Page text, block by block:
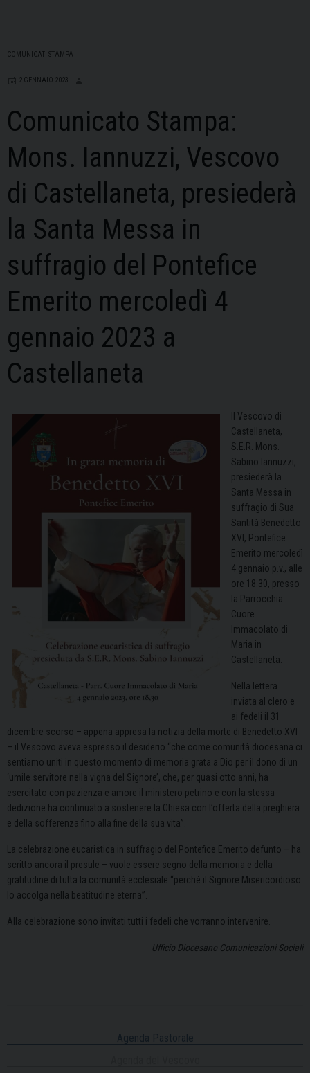
COMUNICATI STAMPA
2 GENNAIO 2023
Comunicato Stampa:
Mons. Iannuzzi, Vescovo
di Castellaneta, presiederà
la Santa Messa in
suffragio del Pontefice
Emerito mercoledì 4
gennaio 2023 a
Castellaneta
Il Vescovo di
Castellaneta,
S.E.R. Mons.
Sabino Iannuzzi,
presiederà la
Santa Messa in
suffragio di Sua
Santità Benedetto
XVI, Pontefice
Emerito mercoledì
4 gennaio p.v., alle
ore 18.30, presso
la Parrocchia
Cuore
Immacolato di
Maria in
Castellaneta.
Nella lettera
inviata al clero e
ai fedeli il 31
dicembre scorso – appena appresa la notizia della morte di Benedetto XVI
– il Vescovo aveva espresso il desiderio “che come comunità diocesana ci
sentiamo uniti in questo momento di memoria grata a Dio per il dono di un
‘umile servitore nella vigna del Signore’, che, per quasi otto anni, ha
esercitato con pazienza e amore il ministero petrino e con la stessa
dedizione ha continuato a sostenere la Chiesa con l’offerta della preghiera
e della sofferenza fino alla fine della sua vita”.
La celebrazione eucaristica in suffragio del Pontefice Emerito defunto – ha
scritto ancora il presule – vuole essere segno della memoria e della
gratitudine di tutta la comunità ecclesiale “perché il Signore Misericordioso
lo accolga nella beatitudine eterna”.
Alla celebrazione sono invitati tutti i fedeli che vorranno intervenire.
Ufficio Diocesano Comunicazioni Sociali
Agenda Pastorale